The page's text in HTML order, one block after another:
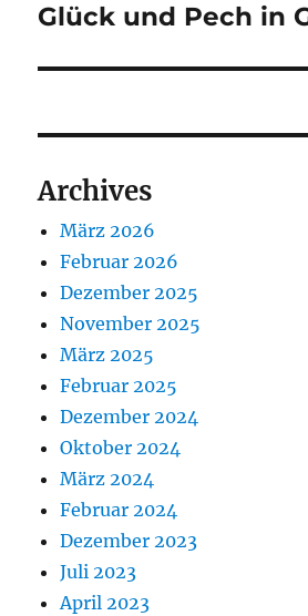
Nächster
Glück und Pech in
Archives
März 2026
Februar 2026
Dezember 2025
November 2025
März 2025
Februar 2025
Dezember 2024
Oktober 2024
März 2024
Februar 2024
Dezember 2023
Juli 2023
April 2023